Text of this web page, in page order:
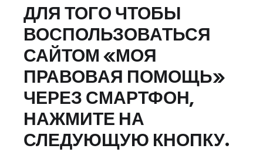
ДЛЯ ТОГО ЧТОБЫ
ВОСПОЛЬЗОВАТЬСЯ
САЙТОМ «МОЯ
ПРАВОВАЯ ПОМОЩЬ»
ЧЕРЕЗ СМАРТФОН,
НАЖМИТЕ НА
СЛЕДУЮЩУЮ КНОПКУ.